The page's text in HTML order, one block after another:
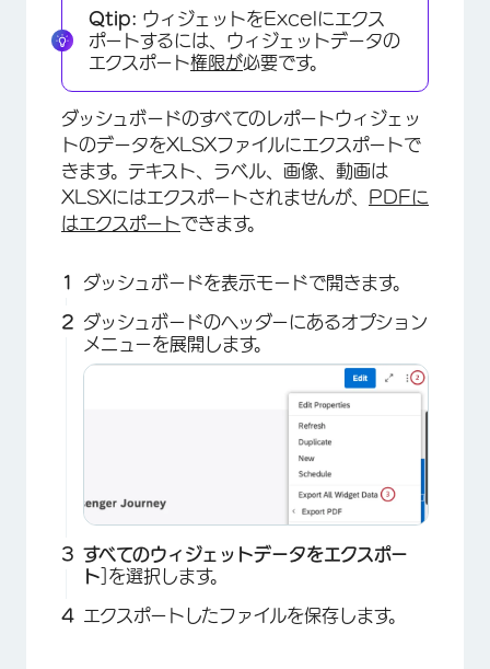
Qtip: ウィジェットをExcelにエクス
ポートするには、ウィジェットデータの
エクスポート権限が必要です。
ダッシュボードのすべてのレポートウィジェッ
トのデータをXLSXファイルにエクスポートで
きます。テキスト、ラベル、画像、動画は
XLSXにはエクスポートされませんが、
PDFに
はエクスポートできます。
ダッシュボードを表示モードで開きます。
ダッシュボードのヘッダーにあるオプション
メニューを展開します。
すべてのウィジェットデータをエクスポー
ト ]を選択します。
エクスポートしたファイルを保存します。